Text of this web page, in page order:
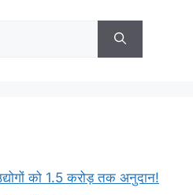
को 1.5 करोड़ तक अनुदान!